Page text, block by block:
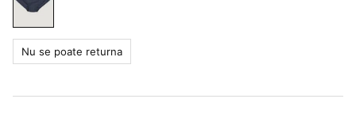
Nu se poate returna